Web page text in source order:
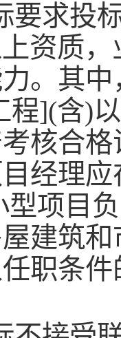
要求投
资质
。其
程](含)
核合
经理
型项目
建筑
职条